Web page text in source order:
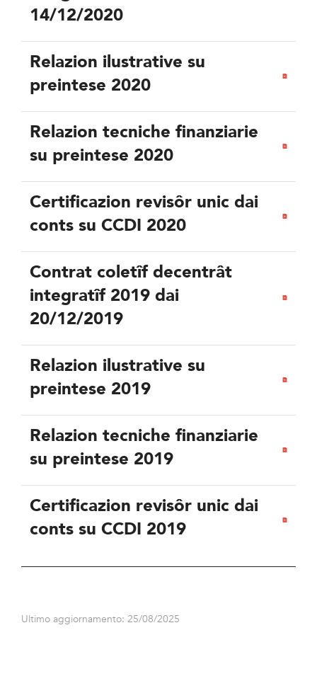
14/12/2020
Relazion ilustrative su
preintese 2020
Relazion tecniche finanziarie
su preintese 2020
Certificazion revisôr unic dai
conts su CCDI 2020
Contrat coletîf decentrât
integratîf 2019 dai
20/12/2019
Relazion ilustrative su
preintese 2019
Relazion tecniche finanziarie
su preintese 2019
Certificazion revisôr unic dai
conts su CCDI 2019
Ultimo aggiornamento: 25/08/2025